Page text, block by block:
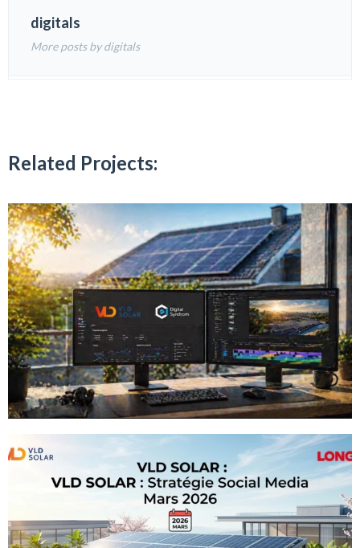
digitals
More posts by digitals
Related Projects: